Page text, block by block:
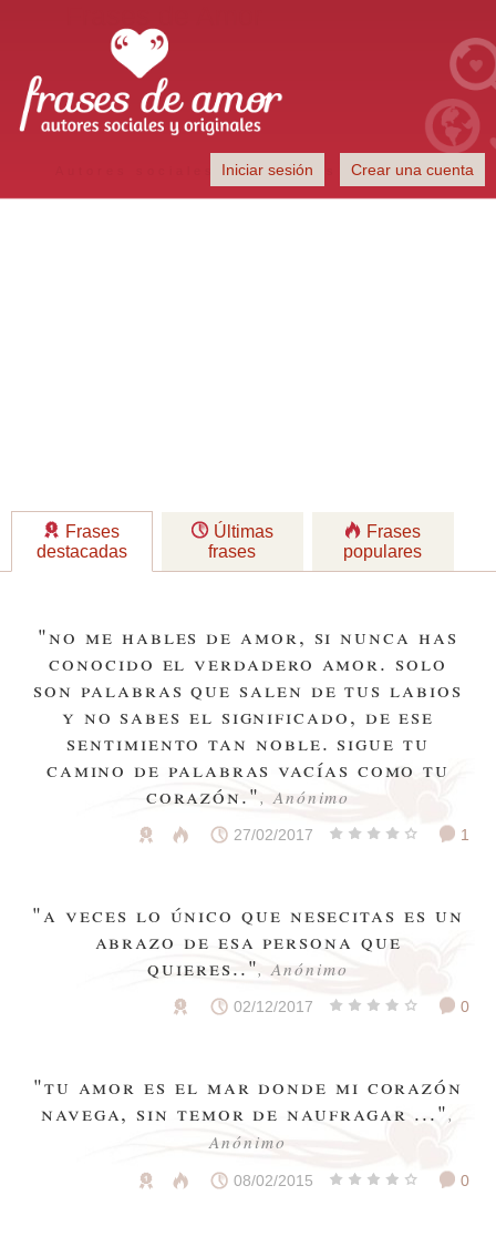
Autores sociales y originales
Iniciar sesión Crear una cuenta
Frases
destacadas
Últimas
frases
Frases
populares
"no me hables de amor, si nunca has
conocido el verdadero amor. solo
son palabras que salen de tus labios
y no sabes el significado, de ese
sentimiento tan noble. sigue tu
camino de palabras vacías como tu
corazón.", Anónimo
27/02/2017 1
"a veces lo único que nesecitas es un
abrazo de esa persona que
quieres..", Anónimo
02/12/2017 0
"tu amor es el mar donde mi corazón
navega, sin temor de naufragar ...",
Anónimo
08/02/2015 0